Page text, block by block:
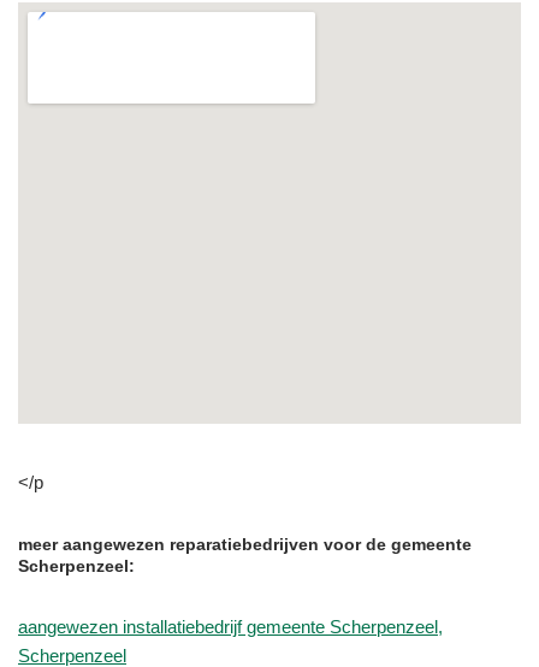
</p
meer aangewezen reparatiebedrijven voor de gemeente
Scherpenzeel:
aangewezen installatiebedrijf gemeente Scherpenzeel,
Scherpenzeel